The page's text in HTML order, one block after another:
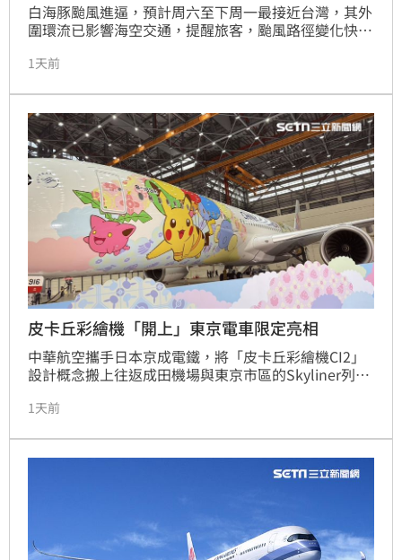
白海豚颱風進逼，預計周六至下周一最接近台灣，其外
圍環流已影響海空交通，提醒旅客，颱風路徑變化快
妥善規劃行程與住宿，以確保交通順暢與安全，相關異
1天前
皮卡丘彩繪機「開上」東京電車限定亮相
中華航空攜手日本京成電鐵，將「皮卡丘彩繪機CI2」
設計概念搬上往返成田機場與東京市區的Skyliner列
彩繪列車，能與車身上13隻寶可夢共度旅程。
1天前